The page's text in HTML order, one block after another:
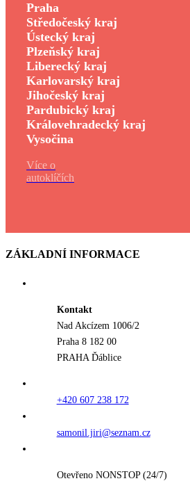
Praha
Středočeský kraj
Ústecký kraj
Plzeňský kraj
Liberecký kraj
Karlovarský kraj
Jihočeský kraj
Pardubický kraj
Královehradecký kraj
Vysočina
Více o
autoklíčích
ZÁKLADNÍ INFORMACE
Kontakt
Nad Akcízem 1006/2
Praha 8 182 00
PRAHA Ďáblice
+420 607 238 172
samonil.jiri@seznam.cz
Otevřeno NONSTOP (24/7)